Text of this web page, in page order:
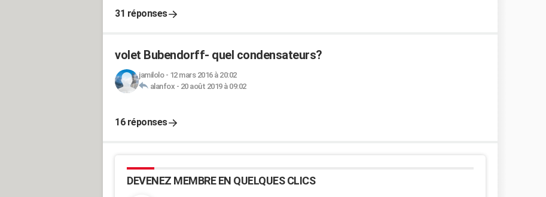
31 réponses
volet Bubendorff- quel condensateurs?
jamilolo- 12 mars 2016 à 20:02
alanfox - 20 août 2019 à 09:02
16 réponses
DEVENEZ MEMBRE EN QUELQUES CLICS